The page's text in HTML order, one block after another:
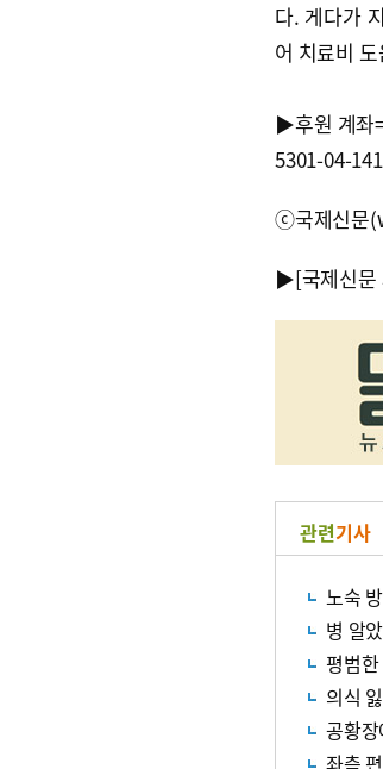
다. 게다가
어 치료비
▶후원 계좌
5301-04-
ⓒ국제신문
▶[국제신문
관련기사
노숙
병 알
평범
의식
공황
좌측